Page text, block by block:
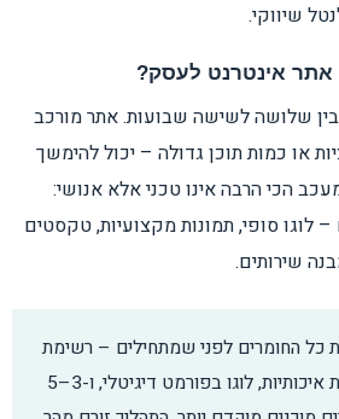
שיווקי.
אתר אינטרנט לעסק?
שלושה לשישה שבועות. אתר מורכב
או כמות תוכן גדולה – יכול להימשך
הכי הרבה אינו טכני אלא אנושי:
לוגו סופי, תמונות מקצועיות, טקסטים
שירותים.
כל החומרים לפני שמתחילים – רשימת
שירותים, 5–10 תמונות איכותיות, לוגו בפורמט דיגיטלי, ו-3–5